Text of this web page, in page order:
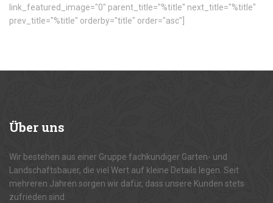
link_featured_image="0" parent_title="%title" next_title="%title"
prev_title="%title" orderby="title" order="asc"]
Überuns
Wir bestehen aus einer Gruppe fachkundiger Garten- und
Landschaftsbauer, die viel Wert auf kleine Details legen. Seit
mehreren Jahren sorgen wir dafür, dass unsere Kunden stets
zufrieden sind.